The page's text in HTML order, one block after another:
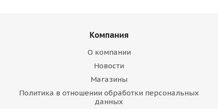
Компания
О компании
Новости
Магазины
Политика в отношении обработки персональных
данных